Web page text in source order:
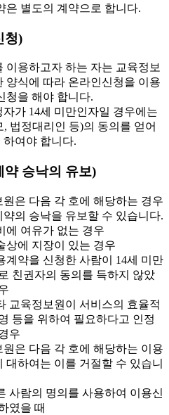
은 별도의 계약으로 합니다.
청)
용하고자 하는 자는 교육정보
양식에 따라 온라인신청을 이용
청을 해야 합니다.
가 14세 미만인자일 경우에는
, 법정대리인 등)의 동의를 얻어
하여야 합니다.
약 승낙의 유보)
은 다음 각 호에 해당하는 경우
약의 승낙을 유보할 수 있습니다.
에 여유가 없는 경우
상에 지장이 있는 경우
계약을 신청한 사람이 14세 미만
친권자의 동의를 득하지 않았
교육정보원이 서비스의 효율적
등을 위하여 필요하다고 인정
우
은 다음 각 호에 해당하는 이용
대하여는 이를 거절할 수 있습니
사람의 명의를 사용하여 이용신
였을 때